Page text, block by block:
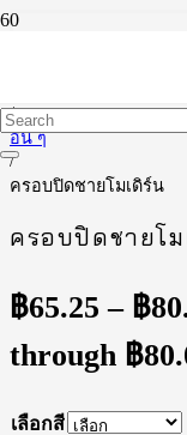
/
อื่น ๆ
/
ครอบปิดชายโมเดิร์น
ครอบปิดชายโม
฿65.25 – ฿
through ฿
เลือกสี